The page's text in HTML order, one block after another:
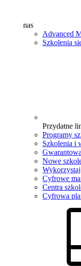
nas
Advanced
Szkolenia
Przydatne
Programy
Szkolenia i
Nowe
Cyfrowe
Centra
Cyfrowa